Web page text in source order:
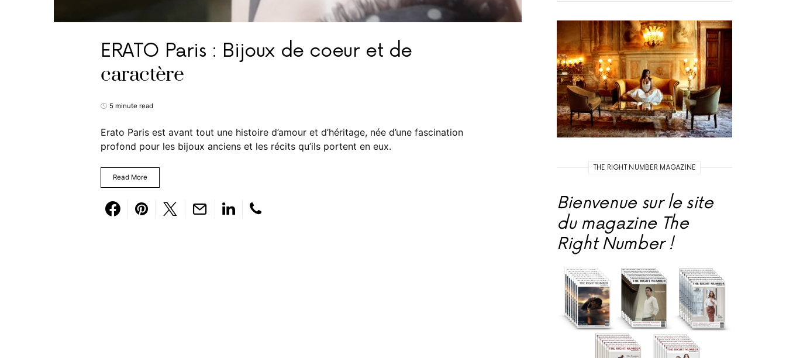
ERATO Paris : Bijoux de coeur et de
caractère
5 minute read
Erato Paris est avant tout une histoire d’amour et d’héritage, née d’une fascination
profond pour les bijoux anciens et les récits qu’ils portent en eux.
Read More
THE RIGHT NUMBER MAGAZINE
Bienvenue sur le site
du magazine The
Right Number !